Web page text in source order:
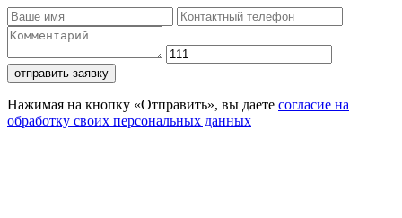
отправить заявку
Нажимая на кнопку «Отправить», вы даете согласие на
обработку своих персональных данных